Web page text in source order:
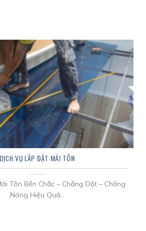
DỊCH VỤ LẮP ĐẶT MÁI TÔN
Tôn Bền Chắc – Chống Dột – Chống
Nóng Hiệu Quả...